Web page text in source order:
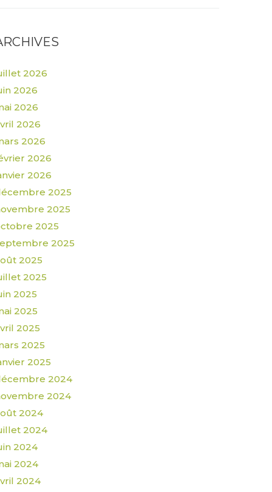
2026
2026
2026
2026
2026
2026
2026
2025
2025
2025
2025
2025
2025
2025
2025
2025
2025
2025
2024
2024
2024
2024
2024
2024
2024